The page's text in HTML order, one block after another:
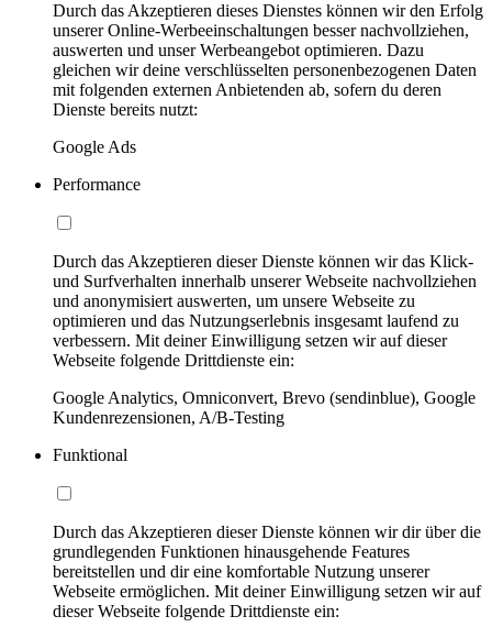
Durch das Akzeptieren dieses Dienstes können wir den Erfolg
unserer Online-Werbeeinschaltungen besser nachvollziehen,
auswerten und unser Werbeangebot optimieren. Dazu
gleichen wir deine verschlüsselten personenbezogenen Daten
mit folgenden externen Anbietenden ab, sofern du deren
Dienste bereits nutzt:
Google Ads
Performance
Durch das Akzeptieren dieser Dienste können wir das Klick-
und Surfverhalten innerhalb unserer Webseite nachvollziehen
und anonymisiert auswerten, um unsere Webseite zu
optimieren und das Nutzungserlebnis insgesamt laufend zu
verbessern. Mit deiner Einwilligung setzen wir auf dieser
Webseite folgende Drittdienste ein:
Google Analytics, Omniconvert, Brevo (sendinblue), Google
Kundenrezensionen, A/B-Testing
Funktional
Durch das Akzeptieren dieser Dienste können wir dir über die
grundlegenden Funktionen hinausgehende Features
bereitstellen und dir eine komfortable Nutzung unserer
Webseite ermöglichen. Mit deiner Einwilligung setzen wir auf
dieser Webseite folgende Drittdienste ein: